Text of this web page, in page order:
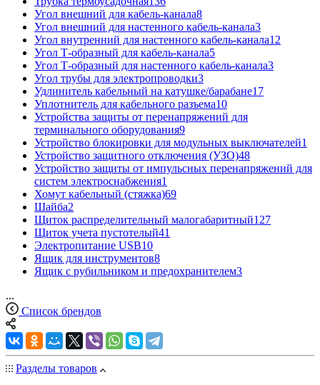
Угол внешний для кабель-канала8
Угол внешний для настенного кабель-канала3
Угол внутренний для настенного кабель-канала12
Угол Т-образный для кабель-канала5
Угол Т-образный для настенного кабель-канала3
Угол трубы для электропроводки3
Удлинитель кабельный на катушке/барабане17
Уплотнитель для кабельного разъема10
Устройства защиты от перенапряжений для
терминального оборудования9
Устройство блокировки для модульных выключателей1
Устройство защитного отключения (УЗО)48
Устройство защиты от импульсных перенапряжений для
систем электроснабжения1
Хомут кабельный (стяжка)69
Шайба2
Щиток распределительный малогабаритный127
Щиток учета пустотелый41
Электропитание USB10
Ящик для инструментов8
Ящик с рубильником и предохранителем3
...
Список брендов
Разделы товаров